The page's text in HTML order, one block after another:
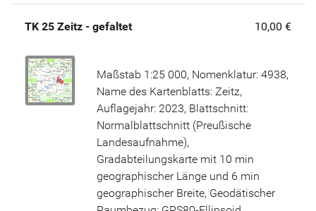
TK 25 Zeitz - gefaltet 10,00 €
Maßstab 1:25 000, Nomenklatur: 4938,
Name des Kartenblatts: Zeitz,
Auflagejahr: 2023, Blattschnitt:
Normalblattschnitt (Preußische
Landesaufnahme),
Gradabteilungskarte mit 10 min
geographischer Länge und 6 min
geographischer Breite, Geodätischer